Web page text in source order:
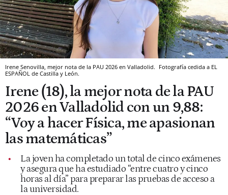
Irene Senovilla, mejor nota de la PAU 2026 en Valladolid. Fotografía cedida a EL
ESPAÑOL de Castilla y León.
Irene (18), la mejor nota de la PAU
2026 en Valladolid con un 9,88:
“Voy a hacer Física, me apasionan
las matemáticas”
La joven ha completado un total de cinco exámenes
y asegura que ha estudiado “entre cuatro y cinco
horas al día” para preparar las pruebas de acceso a
la universidad.